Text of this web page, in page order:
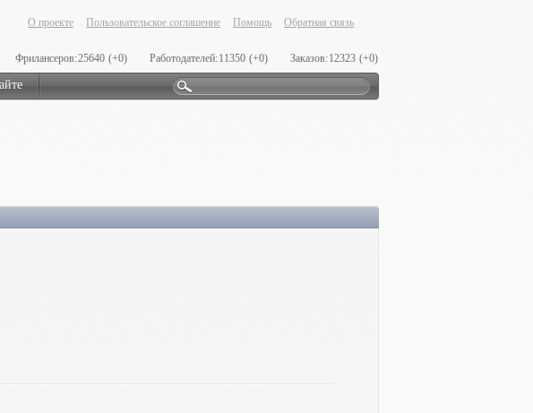
О проекте Пользовательское соглашение Помощь Обратная связь
Фрилансеров:25640 (+0) Работодателей:11350 (+0) Заказов:12323 (+0)